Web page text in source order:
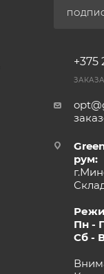
+375
рум:
Пн -
Сб -